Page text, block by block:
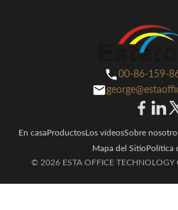
00-86-159-
En casaProductosLos vídeosSobre
Mapa del SitioPolítica
© 2026 ESTA OFFICE TECHNOLOGY